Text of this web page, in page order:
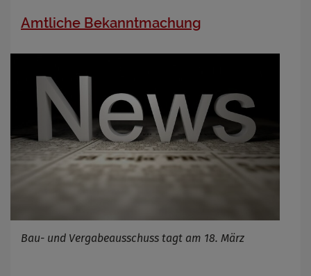
Amtliche Bekanntmachung
Bau- und Vergabeausschuss tagt am 18. März